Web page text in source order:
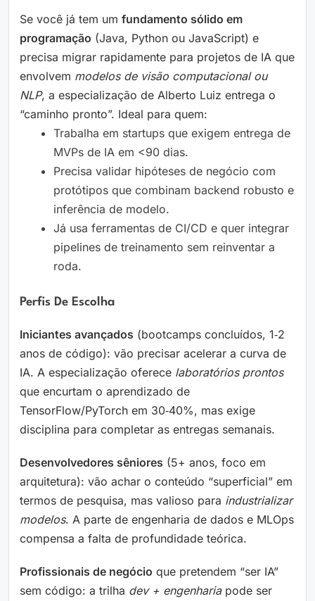
Se você já tem um fundamento sólido em
programação (Java, Python ou JavaScript) e
precisa migrar rapidamente para projetos de IA que
envolvem modelos de visão computacional ou
NLP, a especialização de Alberto Luiz entrega o
“caminho pronto”. Ideal para quem:
Trabalha em startups que exigem entrega de
MVPs de IA em <90 dias.
Precisa validar hipóteses de negócio com
protótipos que combinam backend robusto e
inferência de modelo.
Já usa ferramentas de CI/CD e quer integrar
pipelines de treinamento sem reinventar a
roda.
Perfis De Escolha
Iniciantes avançados (bootcamps concluídos, 1‑2
anos de código): vão precisar acelerar a curva de
IA. A especialização oferece laboratórios prontos
que encurtam o aprendizado de
TensorFlow/PyTorch em 30‑40%, mas exige
disciplina para completar as entregas semanais.
Desenvolvedores sêniores (5+ anos, foco em
arquitetura): vão achar o conteúdo “superficial” em
termos de pesquisa, mas valioso para industrializar
modelos. A parte de engenharia de dados e MLOps
compensa a falta de profundidade teórica.
Profissionais de negócio que pretendem “ser IA”
sem código: a trilha dev + engenhariapode ser